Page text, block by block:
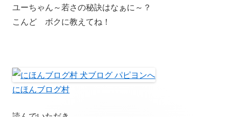
ユーちゃん～若さの秘訣はなぁに～？
こんど ボクに教えてね！
にほんブログ村